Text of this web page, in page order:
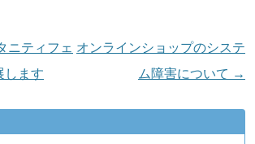
ニティフェ
します
オンラインショップのシステ
ム障害について →